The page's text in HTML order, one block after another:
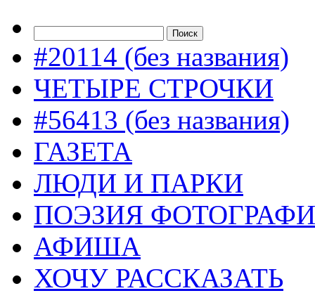
#20114 (без названия)
ЧЕТЫРЕ СТРОЧКИ
#56413 (без названия)
ГАЗЕТА
ЛЮДИ И ПАРКИ
ПОЭЗИЯ
АФИША
ХОЧУ РАССКАЗАТЬ